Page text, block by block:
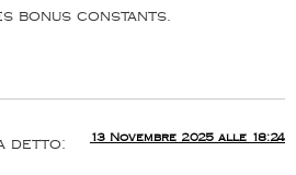
bonus constants.
detto: 13 Novembre 2025 alle 18:24